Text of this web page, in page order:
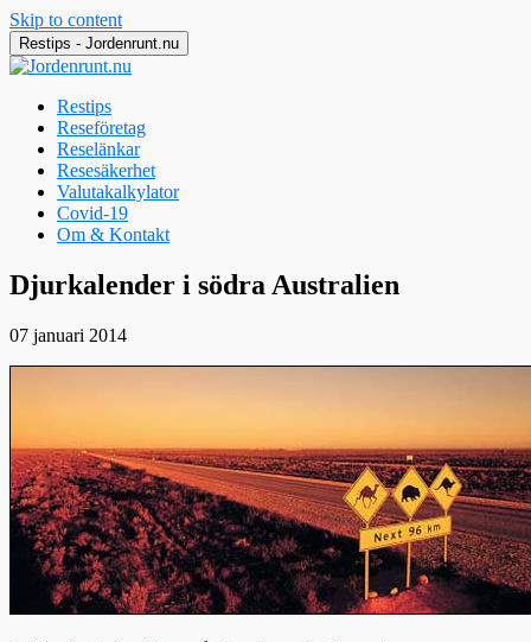
Skip to content
Restips - Jordenrunt.nu
Restips
Reseföretag
Reselänkar
Resesäkerhet
Valutakalkylator
Covid-19
Om & Kontakt
Jordenrunt.nu
Tusen Restips från hela världen
Djurkalender i södra Australien
07 januari 2014